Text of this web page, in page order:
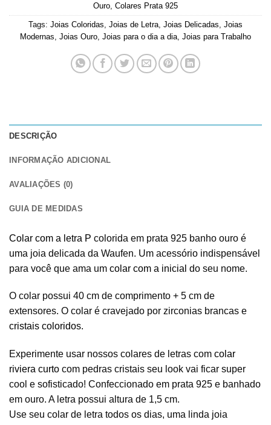
Ouro Colares Prata 925
Tags: Joias Coloridas Joias de Letra Joias Delicadas Joias
Modernas Joias Ouro Joias para o dia a dia Joias para Trabalho
DESCRIÇÃO
INFORMAÇÃO ADICIONAL
AVALIAÇÕES (0)
GUIA DE MEDIDAS
Colar com a letra P colorida em prata 925 banho ouro é
uma joia delicada da Waufen. Um acessório indispensável
para você que ama um colar com a inicial do seu nome.
O colar possui 40 cm de comprimento + 5 cm de
extensores. O colar é cravejado por zirconias brancas e
cristais coloridos.
Experimente usar nossos colares de letras com colar
riviera curto com pedras cristais seu look vai ficar super
cool e sofisticado! Confeccionado em prata 925 e banhado
em ouro. A letra possui altura de 1,5 cm.
Use seu colar de letra todos os dias, uma linda joia